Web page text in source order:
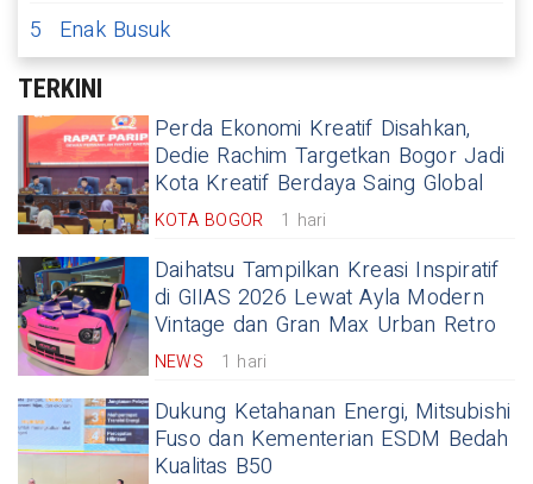
5
Enak Busuk
TERKINI
Perda Ekonomi Kreatif Disahkan,
Dedie Rachim Targetkan Bogor Jadi
Kota Kreatif Berdaya Saing Global
KOTA BOGOR 1 hari
Daihatsu Tampilkan Kreasi Inspiratif
di GIIAS 2026 Lewat Ayla Modern
Vintage dan Gran Max Urban Retro
NEWS 1 hari
Dukung Ketahanan Energi, Mitsubishi
Fuso dan Kementerian ESDM Bedah
Kualitas B50